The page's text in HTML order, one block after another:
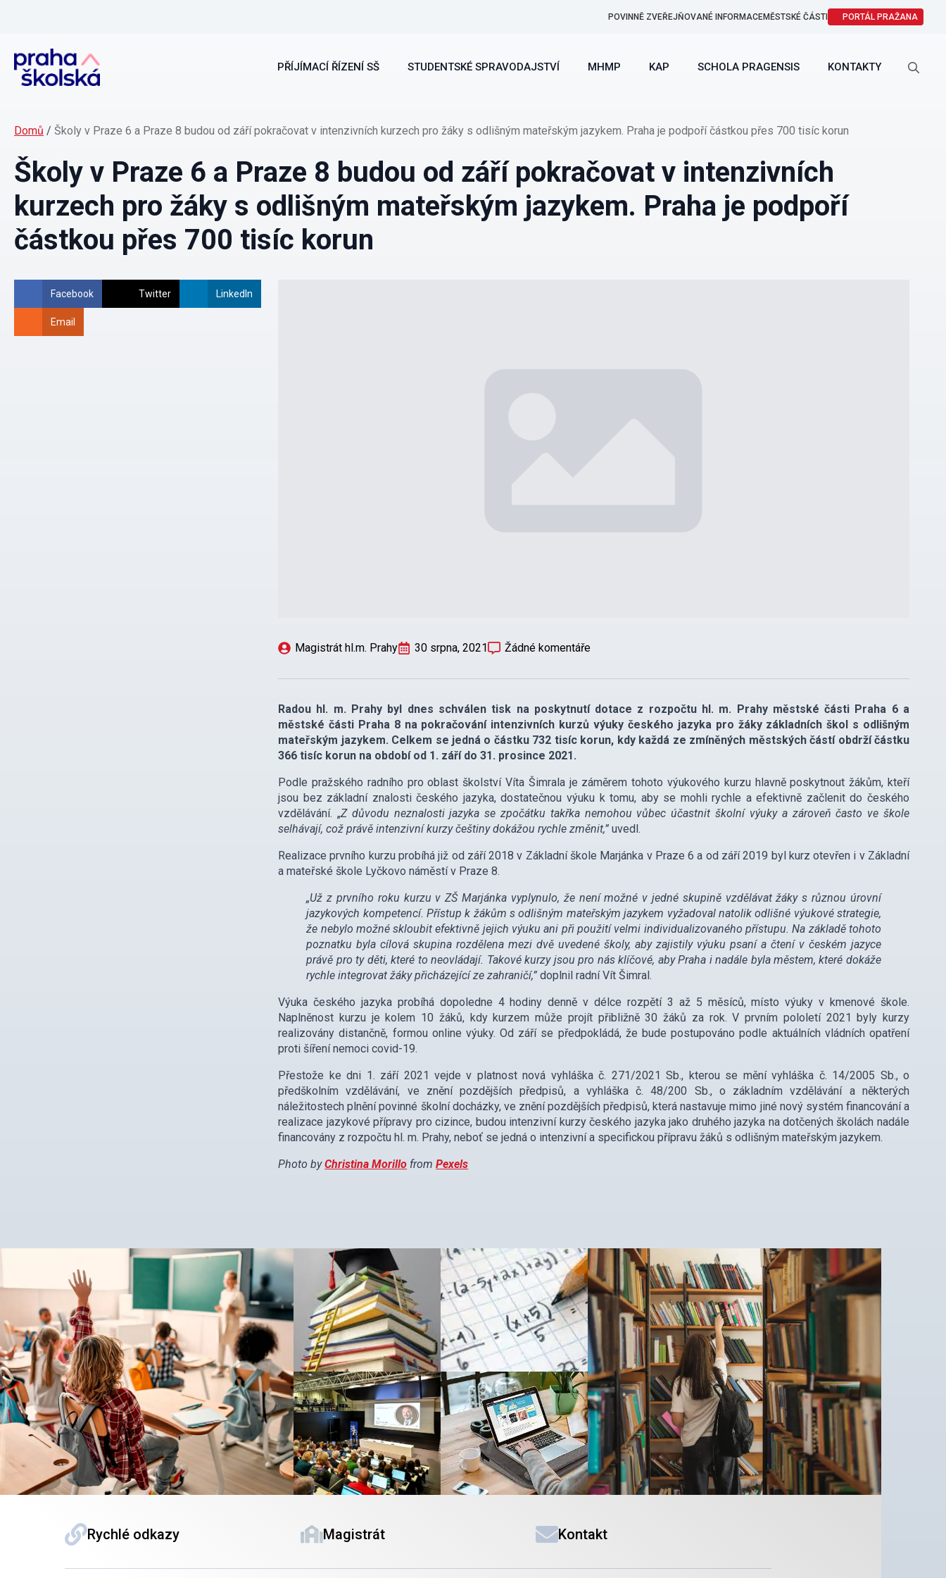
POVINNĚ ZVEŘEJŇOVANÉ INFORMACEMĚSTSKÉ ČÁSTI PORTÁL PRAŽANA
PŘÍJÍMACÍ ŘÍZENÍ SŠ STUDENTSKÉ SPRAVODAJSTVÍ MHMP KAP SCHOLA PRAGENSIS KONTAKTY
Domů / Školy v Praze 6 a Praze 8 budou od září pokračovat v intenzivních kurzech pro žáky s odlišným mateřským jazykem. Praha je podpoří částkou přes 700 tisíc korun
Školy v Praze 6 a Praze 8 budou od září pokračovat v intenzivních
kurzech pro žáky s odlišným mateřským jazykem. Praha je podpoří
částkou přes 700 tisíc korun
Facebook Twitter LinkedIn
Email
Magistrát hl.m. Prahy 30 srpna, 2021 Žádné komentáře
Radou hl. m. Prahy byl dnes schválen tisk na poskytnutí dotace z rozpočtu hl. m. Prahy městské části Praha 6 a
městské části Praha 8 na pokračování intenzivních kurzů výuky českého jazyka pro žáky základních škol s odlišným
mateřským jazykem. Celkem se jedná o částku 732 tisíc korun, kdy každá ze zmíněných městských částí obdrží částku
366 tisíc korun na období od 1. září do 31. prosince 2021.
Podle pražského radního pro oblast školství Víta Šimrala je záměrem tohoto výukového kurzu hlavně poskytnout žákům, kteří
jsou bez základní znalosti českého jazyka, dostatečnou výuku k tomu, aby se mohli rychle a efektivně začlenit do českého
vzdělávání. „Z důvodu neznalosti jazyka se zpočátku takřka nemohou vůbec účastnit školní výuky a zároveň často ve škole
selhávají, což právě intenzivní kurzy češtiny dokážou rychle změnit,” uvedl.
Realizace prvního kurzu probíhá již od září 2018 v Základní škole Marjánka v Praze 6 a od září 2019 byl kurz otevřen i v Základní
a mateřské škole Lyčkovo náměstí v Praze 8.
„Už z prvního roku kurzu v ZŠ Marjánka vyplynulo, že není možné v jedné skupině vzdělávat žáky s různou úrovní
jazykových kompetencí. Přístup k žákům s odlišným mateřským jazykem vyžadoval natolik odlišné výukové strategie,
že nebylo možné skloubit efektivně jejich výuku ani při použití velmi individualizovaného přístupu. Na základě tohoto
poznatku byla cílová skupina rozdělena mezi dvě uvedené školy, aby zajistily výuku psaní a čtení v českém jazyce
právě pro ty děti, které to neovládají. Takové kurzy jsou pro nás klíčové, aby Praha i nadále byla městem, které dokáže
rychle integrovat žáky přicházející ze zahraničí,” doplnil radní Vít Šimral.
Výuka českého jazyka probíhá dopoledne 4 hodiny denně v délce rozpětí 3 až 5 měsíců, místo výuky v kmenové škole.
Naplněnost kurzu je kolem 10 žáků, kdy kurzem může projít přibližně 30 žáků za rok. V prvním pololetí 2021 byly kurzy
realizovány distančně, formou online výuky. Od září se předpokládá, že bude postupováno podle aktuálních vládních opatření
proti šíření nemoci covid-19.
Přestože ke dni 1. září 2021 vejde v platnost nová vyhláška č. 271/2021 Sb., kterou se mění vyhláška č. 14/2005 Sb., o
předškolním vzdělávání, ve znění pozdějších předpisů, a vyhláška č. 48/200 Sb., o základním vzdělávání a některých
náležitostech plnění povinné školní docházky, ve znění pozdějších předpisů, která nastavuje mimo jiné nový systém financování a
realizace jazykové přípravy pro cizince, budou intenzivní kurzy českého jazyka jako druhého jazyka na dotčených školách nadále
financovány z rozpočtu hl. m. Prahy, neboť se jedná o intenzivní a specifickou přípravu žáků s odlišným mateřským jazykem.
Photo byChristina Morillo fromPexels
Rychlé odkazy Magistrát Kontakt